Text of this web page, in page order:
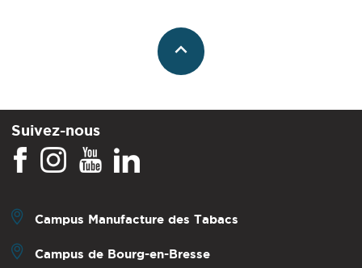
Suivez-nous
Campus Manufacture des Tabacs
Campus de Bourg-en-Bresse